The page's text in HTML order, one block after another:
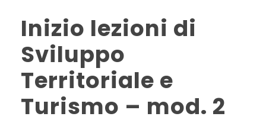
Inizio lezioni di
Sviluppo
Territoriale e
Turismo – mod. 2